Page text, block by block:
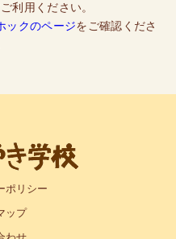
利用ください。
ックのページをご確認くださ
ポリシー
ップ